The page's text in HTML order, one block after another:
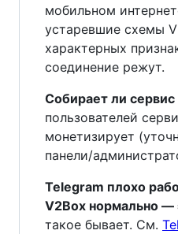
мобильном
устаревшие схемы
характерных
соединение режут.
Собирает ли
пользователей
монетизирует
панели/
Telegram плохо
V2Box нормально
такое бывает. См.